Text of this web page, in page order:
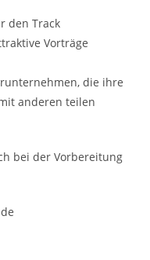
den Track
Vorträge
die ihre
anderen teilen
bei der Vorbereitung